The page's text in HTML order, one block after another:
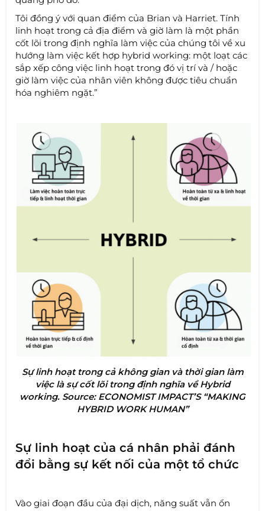
Tôi đồng ý với quan điểm của Brian và Harriet. Tính
linh hoạt trong cả địa điểm và giờ làm là một phần
cốt lõi trong định nghĩa làm việc của chúng tôi về xu
hướng làm việc kết hợp hybrid working: một loạt các
sắp xếp công việc linh hoạt trong đó vị trí và / hoặc
giờ làm việc của nhân viên không được tiêu chuẩn
hóa nghiêm ngặt.”
Sự linh hoạt trong cả không gian và thời gian làm
việc là sự cốt lõi trong định nghĩa về Hybrid
working. Source: ECONOMIST IMPACT’S “MAKING
HYBRID WORK HUMAN”
Sự linh hoạt của cá nhân phải đánh
đổi bằng sự kết nối của một tổ chức
Vào giai đoạn đầu của đại dịch, năng suất vẫn ổn